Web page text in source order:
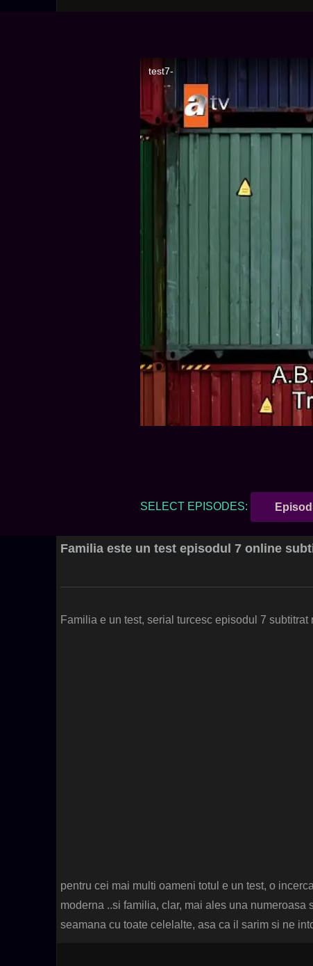
SELECT EPISODES:
Familia este un test episodul 7 online
Familia e un test, serial turcesc episodul 7 subtitrat
pentru cei mai multi oameni totul e un test, o
moderna ..si familia, clar, mai ales una
seamana cu toate celelalte, asa ca il sarim si ne